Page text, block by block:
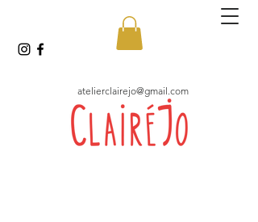
atelierclairejo@gmail.com